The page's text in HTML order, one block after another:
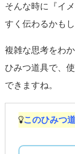
そんな時に『イ
すく伝わるかもし
複雑な思考をわ
ひみつ道具で、
できますね。
このひみつ